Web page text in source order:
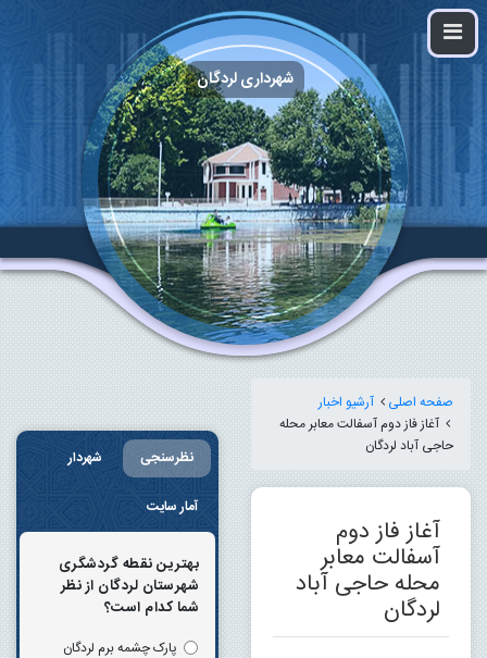
شهرداری لردگان
صفحه اصلی
آرشیو اخبار
آغاز فاز دوم آسفالت معابر محله
حاجی آباد لردگان
آغاز فاز دوم
آسفالت معابر
محله حاجی آباد
لردگان
نظرسنجی شهردار
آمار سایت
بهترین نقطه گردشگری
شهرستان لردگان از نظر
شما کدام است؟
پارک چشمه برم لردگان